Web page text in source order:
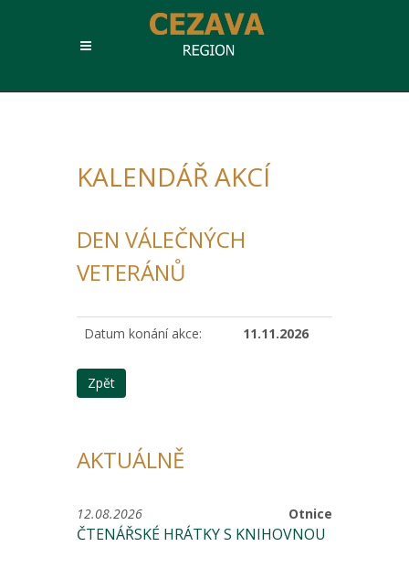
KALENDÁŘ AKCÍ
DEN VÁLEČNÝCH
VETERÁNŮ
Datum konání akce: 11.11.2026
Zpět
AKTUÁLNĚ
Otnice
12.08.2026
ČTENÁŘSKÉ HRÁTKY S KNIHOVNOU